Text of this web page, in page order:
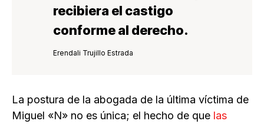
recibiera el castigo
conforme al derecho.
Erendali Trujillo Estrada
La postura de la abogada de la última víctima de
Miguel «N» no es única; el hecho de que las